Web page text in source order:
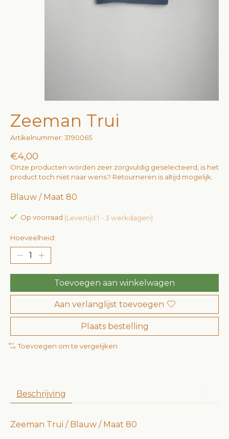
Zeeman Trui
Artikelnummer: 3190065
€4,00
Onze producten worden zeer zorgvuldig geselecteerd, is het
product toch niet naar wens? Retourneren is altijd mogelijk.
Blauw / Maat 80
Op voorraad (Levertijd:1 - 3 werkdagen)
Hoeveelheid:
Toevoegen aan winkelwagen
Aan verlanglijst toevoegen
Plaats bestelling
Toevoegen om te vergelijken
Beschrijving
Zeeman Trui / Blauw / Maat 80